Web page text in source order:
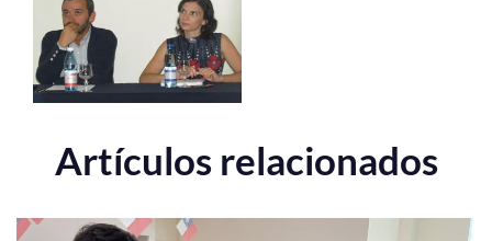
Artículos relacionados